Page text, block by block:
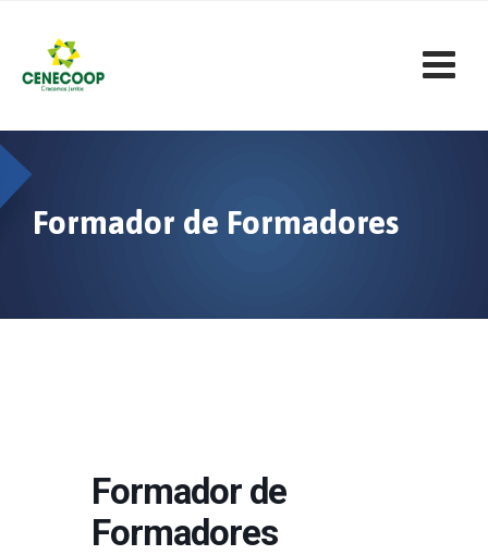
content
Formador de Formadores
Formador de
Formadores